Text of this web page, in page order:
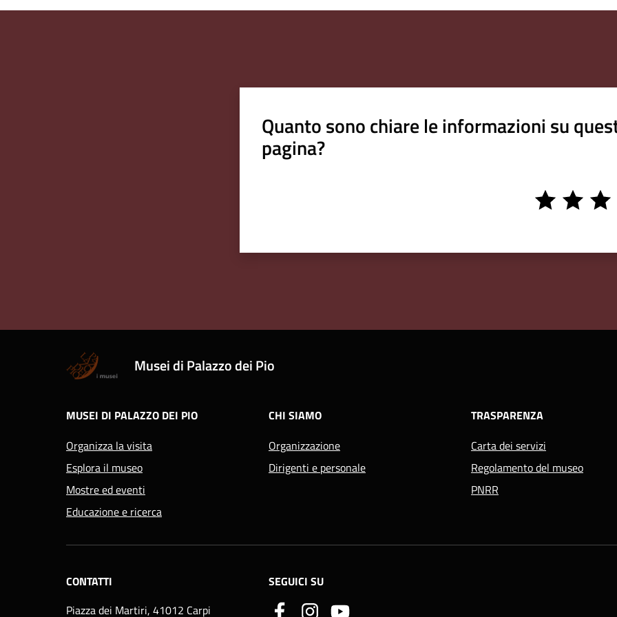
Quanto sono chiare le informazioni su
pagina?
3
stars
2
stars
1
stars
Musei di Palazzo dei Pio
MUSEI DI PALAZZO DEI PIO
Organizza la visita
Esplora il museo
Mostre ed eventi
Educazione e ricerca
CHI SIAMO
Organizzazione
Dirigenti e personale
TRASPARENZA
Carta dei servizi
Regolamento del museo
PNRR
CONTATTI
Piazza dei Martiri, 41012 Carpi
SEGUICI SU